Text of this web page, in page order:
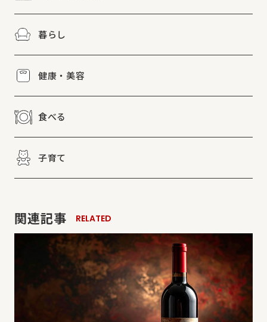
暮らし
健康・美容
食べる
子育て
関連記事 RELATED